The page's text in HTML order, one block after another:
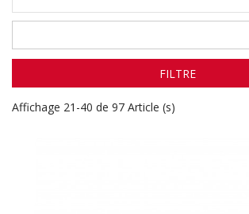
FILTRE
Affichage 21-40 de 97 Article (s)